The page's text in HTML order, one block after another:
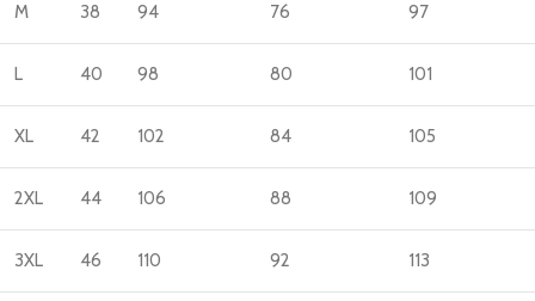
M 38 94 76 97
L 40 98 80 101
XL 42 102 84 105
2XL 44 106 88 109
3XL 46 110 92 113